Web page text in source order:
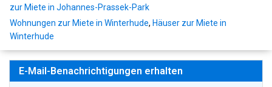
zur Miete in Johannes-Prassek-Park
Wohnungen zur Miete in Winterhude, Häuser zur Miete in
Winterhude
E-Mail-Benachrichtigungen erhalten